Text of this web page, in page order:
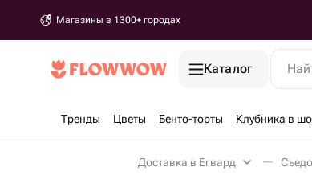
Магазины в 1300+ городах
Каталог
Тренды Цветы Бенто-торты Клубника в
Доставка в Егвард